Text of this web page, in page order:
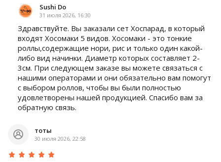
Sushi Do
31 июля 2026, 16:30
Здравствуйте. Вы заказали сет Хоспарад, в который
входят Хосомаки 5 видов. Хосомаки - это тонкие
роллы,содержащие нори, рис и только один какой-
либо вид начинки. Диаметр которых составляет 2-
3см. При следующем заказе вы можете связаться с
нашими операторами и они обязательно вам помогут
с выбором роллов, чтобы вы были полностью
удовлетворены нашей продукцией. Спасибо вам за
обратную связь.
тоты
30 июля 2026, 22:58